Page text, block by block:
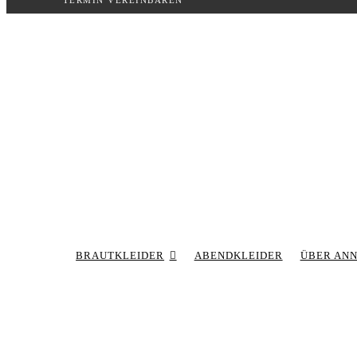
Inhalt
BRAUTKLEIDER ABENDKLEIDER ÜBER